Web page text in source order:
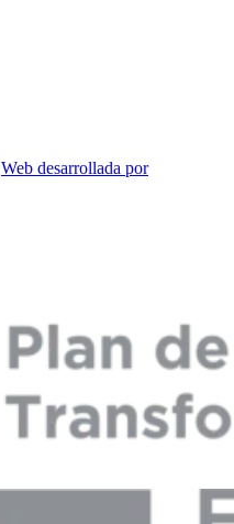
Web desarrollada por